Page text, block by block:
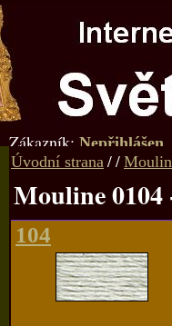
Zákazník: Nepřihlášen
Úvodní strana //
Mouline 0104
104